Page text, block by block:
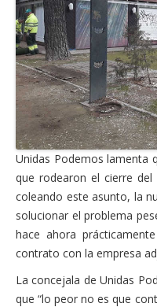
Unidas Podemos lamenta
que rodearon el cierre
coleando este asunto, la
solucionar el problema
hace ahora
contrato con la empresa
La concejala de Unidas
que “lo peor no es que